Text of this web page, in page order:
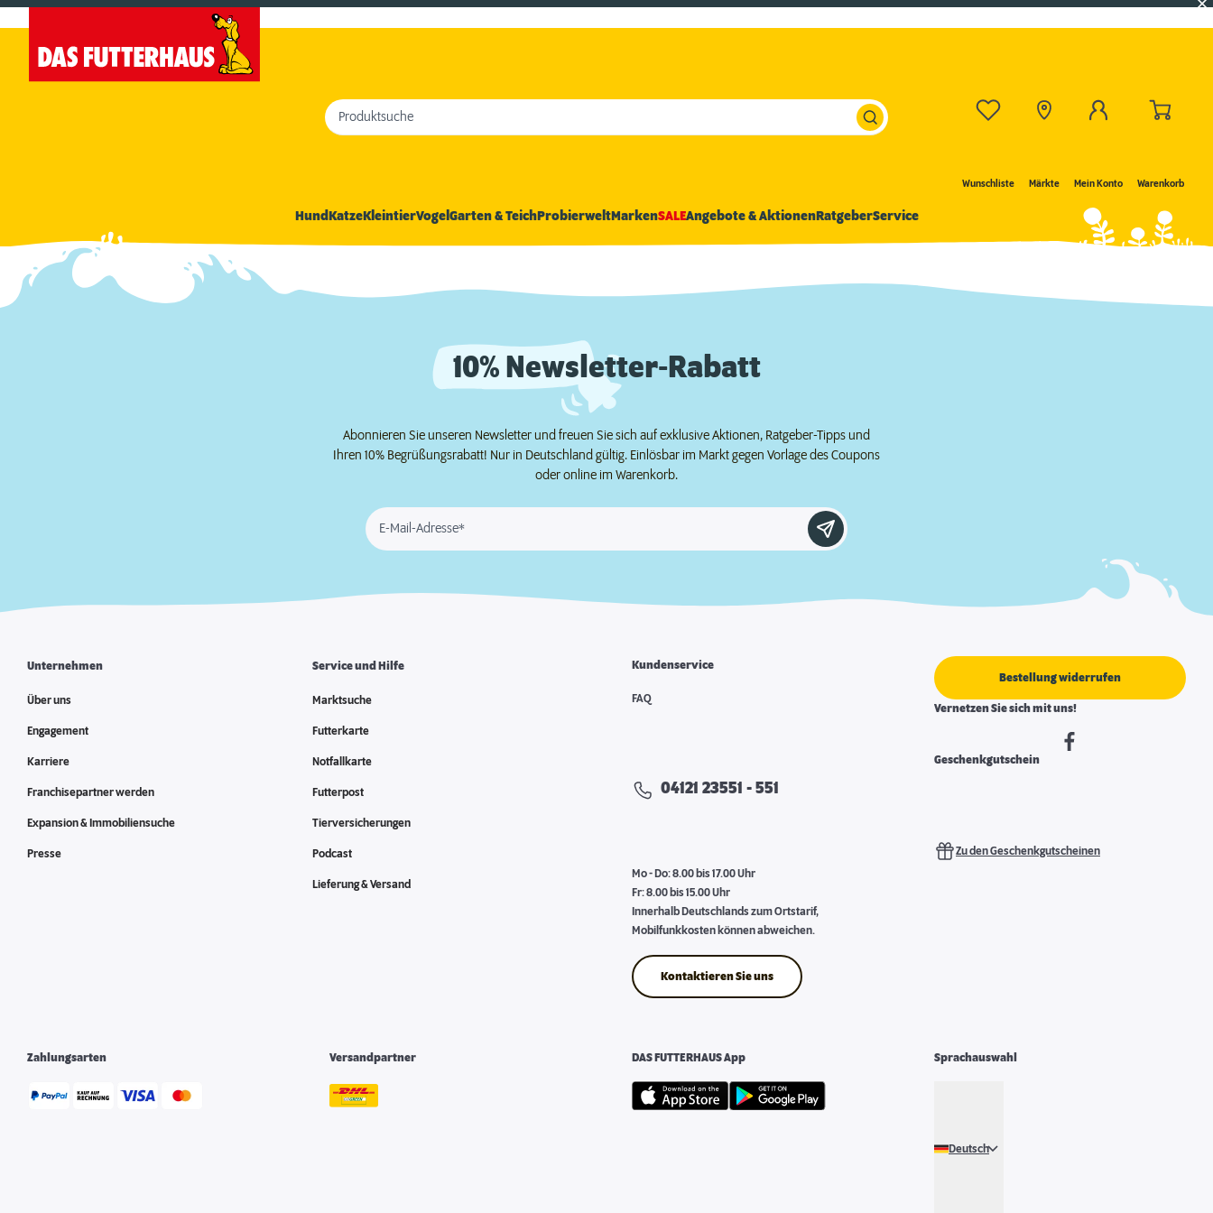
Wunschliste Märkte Mein Konto Warenkorb
Produktsuche
HundKatzeKleintierVogel Garten & TeichProbierweltMarkenSALEAngebote & AktionenRatgeberService
10% Newsletter-Rabatt
Abonnieren Sie unseren Newsletter und freuen Sie sich auf exklusive Aktionen, Ratgeber-Tipps und
Ihren 10% Begrüßungsrabatt! Nur in Deutschland gültig. Einlösbar im Markt gegen Vorlage des Coupons
oder online im Warenkorb.
E-Mail-Adresse*
Unternehmen
Über uns
Engagement
Karriere
Franchisepartner werden
Expansion & Immobiliensuche
Presse
Service und Hilfe
Marktsuche
Futterkarte
Notfallkarte
Futterpost
Tierversicherungen
Podcast
Lieferung & Versand
Kundenservice
FAQ
04121 23551 - 551
Mo - Do: 8.00 bis 17.00 Uhr
Fr: 8.00 bis 15.00 Uhr
Innerhalb Deutschlands zum Ortstarif,
Mobilfunkkosten können abweichen.
Kontaktieren Sie uns
Bestellung widerrufen
Vernetzen Sie sich mit uns!
Geschenkgutschein
Zu den Geschenkgutscheinen
Zahlungsarten Versandpartner DAS FUTTERHAUS App Sprachauswahl
Deutsch